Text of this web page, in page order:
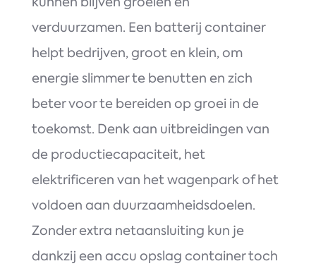
verduurzamen. Een batterij container
helpt bedrijven, groot en klein, om
energie slimmer te benutten en zich
beter voor te bereiden op groei in de
toekomst. Denk aan uitbreidingen van
de productiecapaciteit, het
elektrificeren van het wagenpark of het
voldoen aan duurzaamheidsdoelen.
Zonder extra netaansluiting kun je
dankzij een accu opslag container toch